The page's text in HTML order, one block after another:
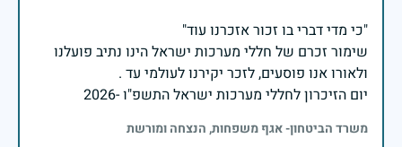
שימור זכרם של חללי מערכות ישראל הינו נתיב פועלנו
יום הזיכרון לחללי מערכות ישראל התשפ"ו -2026
משרד הביטחון- אגף משפחות, הנצחה ומורשת